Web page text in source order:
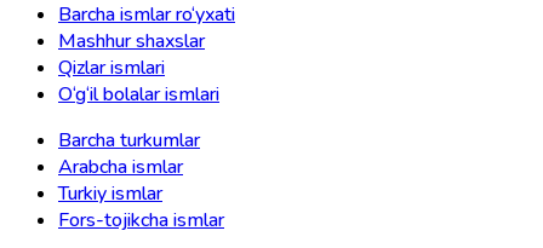
Barcha ismlar ro‘yxati
Mashhur shaxslar
Qizlar ismlari
O‘g‘il bolalar ismlari
Barcha turkumlar
Arabcha ismlar
Turkiy ismlar
Fors-tojikcha ismlar